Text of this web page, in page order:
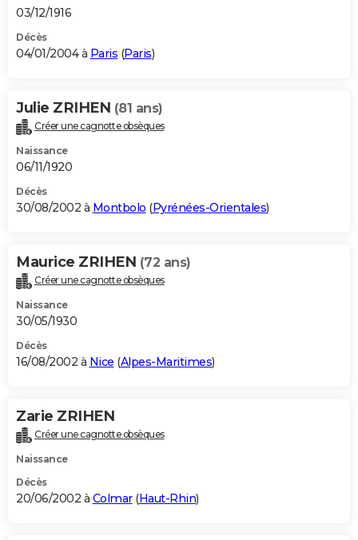
03/12/1916
Décès
04/01/2004 à Paris (Paris)
Julie ZRIHEN (81 ans)
Créer une cagnotte obsèques
Naissance
06/11/1920
Décès
30/08/2002 à Montbolo (Pyrénées-Orientales)
Maurice ZRIHEN (72 ans)
Créer une cagnotte obsèques
Naissance
30/05/1930
Décès
16/08/2002 à Nice (Alpes-Maritimes)
Zarie ZRIHEN
Créer une cagnotte obsèques
Naissance
Décès
20/06/2002 à Colmar(Haut-Rhin)